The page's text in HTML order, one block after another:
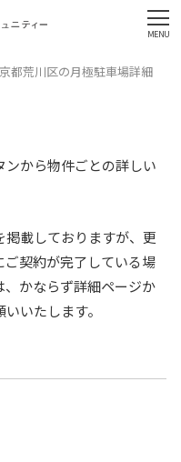
都荒川区の月極駐車場詳細
から物件ごとの詳しい
載しておりますが、更
契約が完了している場
かならず詳細ページか
いたします。